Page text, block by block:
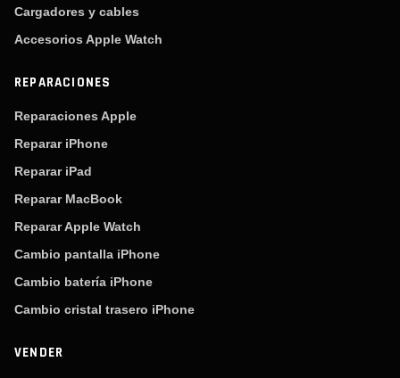
Cargadores y cables
Accesorios Apple Watch
REPARACIONES
Reparaciones Apple
Reparar iPhone
Reparar iPad
Reparar MacBook
Reparar Apple Watch
Cambio pantalla iPhone
Cambio batería iPhone
Cambio cristal trasero iPhone
VENDER